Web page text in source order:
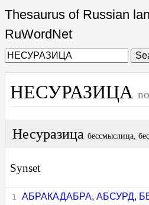
Thesaurus of Russian
RuWordNet
НЕСУРАЗИЦА
Несуразица бессмыслица,
Synset
АБРАКАДАБРА, АБСУРД,